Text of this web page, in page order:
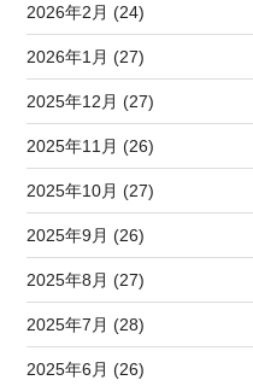
2026年2月 (24)
2026年1月 (27)
2025年12月 (27)
2025年11月 (26)
2025年10月 (27)
2025年9月 (26)
2025年8月 (27)
2025年7月 (28)
2025年6月 (26)